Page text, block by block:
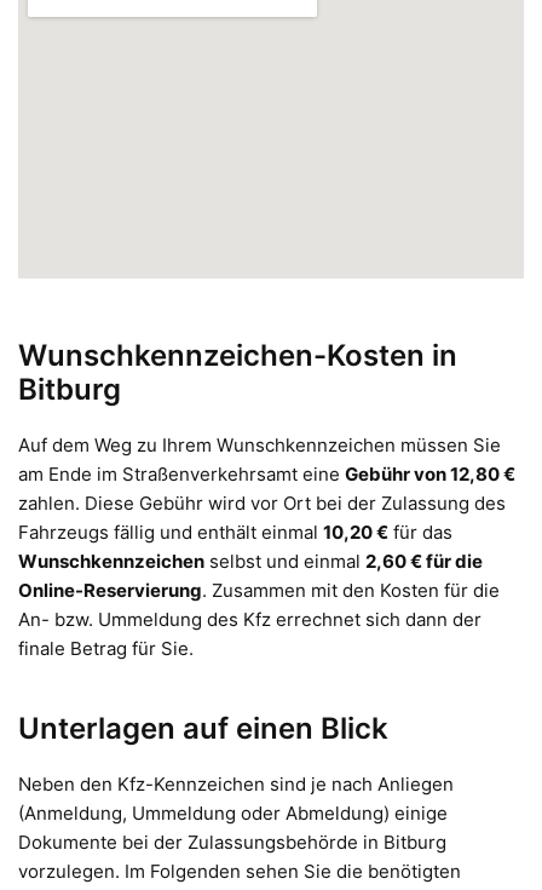
Wunschkennzeichen-Kosten in
Bitburg
Auf dem Weg zu Ihrem Wunschkennzeichen müssen Sie
am Ende im Straßenverkehrsamt eine Gebühr von 12,80 €
zahlen. Diese Gebühr wird vor Ort bei der Zulassung des
Fahrzeugs fällig und enthält einmal 10,20 € für das
Wunschkennzeichen selbst und einmal 2,60 € für die
Online-Reservierung. Zusammen mit den Kosten für die
An- bzw. Ummeldung des Kfz errechnet sich dann der
finale Betrag für Sie.
Unterlagen auf einen Blick
Neben den Kfz-Kennzeichen sind je nach Anliegen
(Anmeldung, Ummeldung oder Abmeldung) einige
Dokumente bei der Zulassungsbehörde in Bitburg
vorzulegen. Im Folgenden sehen Sie die benötigten